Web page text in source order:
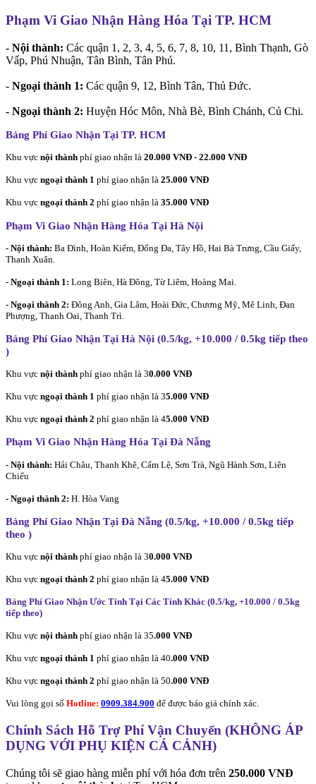
Phạm Vi Giao Nhận Hàng Hóa Tại TP. HCM
- Nội thành: Các quận 1, 2, 3, 4, 5, 6, 7, 8, 10, 11, Bình Thạnh, Gò
Vấp, Phú Nhuận, Tân Bình, Tân Phú.
- Ngoại thành 1: Các quận 9, 12, Bình Tân, Thủ Đức.
- Ngoại thành 2: Huyện Hóc Môn, Nhà Bè, Bình Chánh, Củ Chi.
Bảng Phí Giao Nhận Tại TP. HCM
Khu vực nội thành phí giao nhận là 20.000 VNĐ - 22.000 VNĐ
Khu vực ngoại thành 1 phí giao nhận là 25.000 VNĐ
Khu vực ngoại thành 2 phí giao nhận là 35.000 VNĐ
Phạm Vi Giao Nhận Hàng Hóa Tại Hà Nội
- Nội thành: Ba Đình, Hoàn Kiếm, Đống Đa, Tây Hồ, Hai Bà Trưng, Cầu Giấy,
Thanh Xuân.
- Ngoại thành 1: Long Biên, Hà Đông, Từ Liêm, Hoàng Mai.
- Ngoại thành 2: Đông Anh, Gia Lâm, Hoài Đức, Chương Mỹ, Mê Linh, Đan
Phượng, Thanh Oai, Thanh Trì.
Bảng Phí Giao Nhận Tại Hà Nội (0.5/kg, +10.000 / 0.5kg tiếp theo
)
Khu vực nội thành phí giao nhận là 30.000 VNĐ
Khu vực ngoại thành 1 phí giao nhận là 35.000 VNĐ
Khu vực ngoại thành 2 phí giao nhận là 45.000 VNĐ
Phạm Vi Giao Nhận Hàng Hóa Tại Đà Nẵng
- Nội thành: Hải Châu, Thanh Khê, Cẩm Lệ, Sơn Trà, Ngũ Hành Sơn, Liên
Chiểu
- Ngoại thành 2: H. Hòa Vang
Bảng Phí Giao Nhận Tại Đà Nẵng (0.5/kg, +10.000 / 0.5kg tiếp
theo )
Khu vực nội thành phí giao nhận là 30.000 VNĐ
Khu vực ngoại thành 2 phí giao nhận là 45.000 VNĐ
Bảng Phí Giao Nhận Ước Tính Tại Các Tỉnh Khác (0.5/kg, +10.000 / 0.5kg
tiếp theo)
Khu vực nội thành phí giao nhận là 35.000 VNĐ
Khu vực ngoại thành 1 phí giao nhận là 40.000 VNĐ
Khu vực ngoại thành 2 phí giao nhận là 50.000 VNĐ
Vui lòng gọi số Hotline: 0909.384.900 để được báo giá chính xác.
Chính Sách Hỗ Trợ Phí Vận Chuyển (KHÔNG ÁP
DỤNG VỚI PHỤ KIỆN CÁ CẢNH)
Chúng tôi sẽ giao hàng miễn phí với hóa đơn trên 250.000 VNĐ